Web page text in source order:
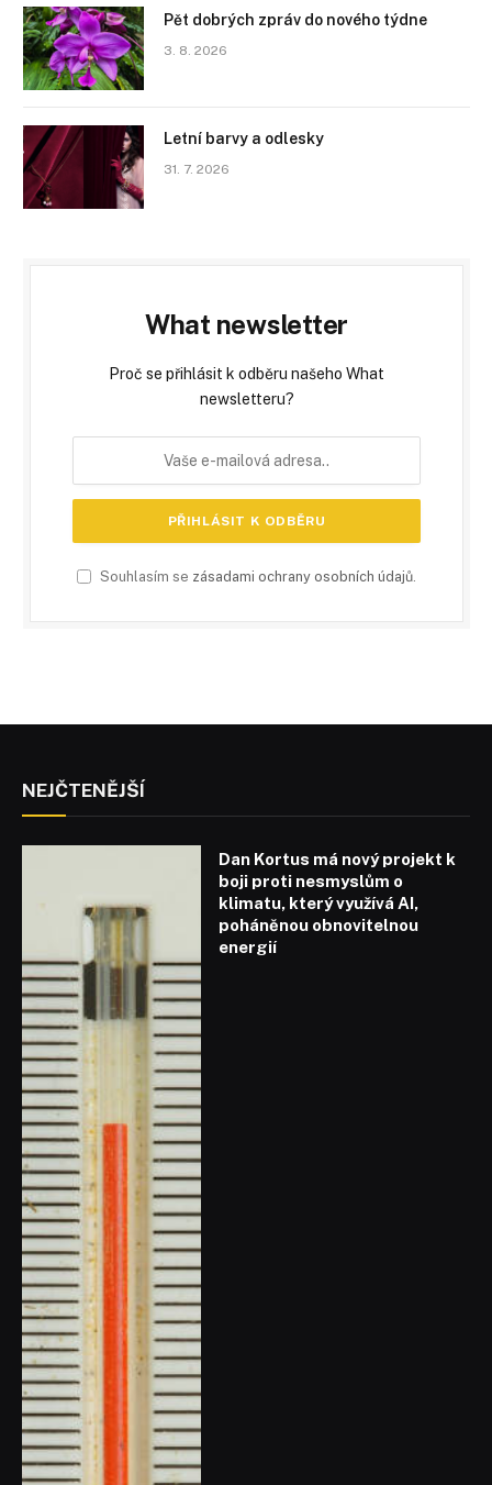
Pět dobrých zpráv do nového týdne
3. 8. 2026
Letní barvy a odlesky
31. 7. 2026
What newsletter
Proč se přihlásit k odběru našeho What
newsletteru?
Souhlasím se zásadami ochrany osobních údajů.
NEJČTENĚJŠÍ
Dan Kortus má nový projekt k
boji proti nesmyslům o
klimatu, který využívá AI,
poháněnou obnovitelnou
energií